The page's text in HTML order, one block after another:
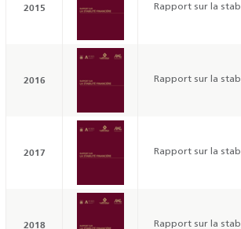
2015 Rapport sur la
2016 Rapport sur la
2017 Rapport sur la
2018 Rapport sur la